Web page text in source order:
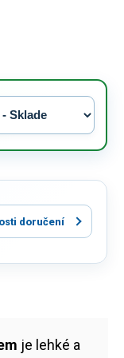
doručení
je lehké a